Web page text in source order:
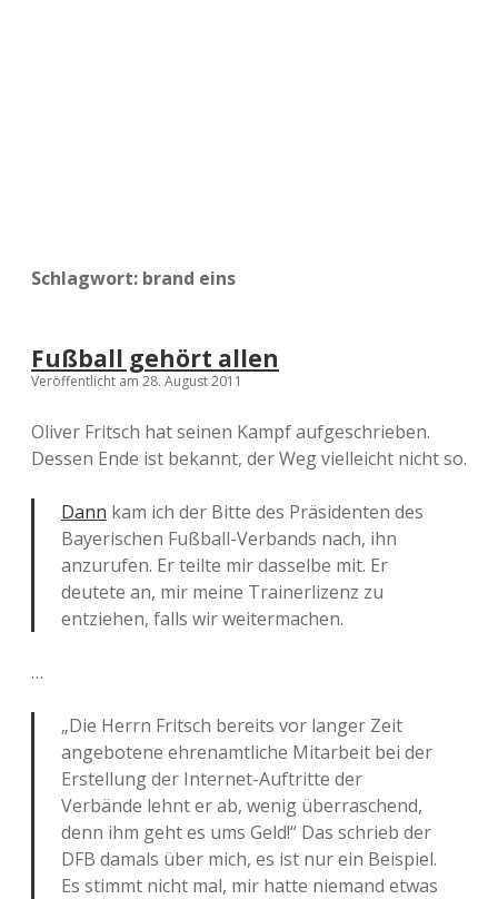
Schlagwort: brand eins
Fußball gehört allen
Veröffentlicht am 28. August 2011
Oliver Fritsch hat seinen Kampf aufgeschrieben.
Dessen Ende ist bekannt, der Weg vielleicht nicht so.
Dann kam ich der Bitte des Präsidenten des
Bayerischen Fußball-Verbands nach, ihn
anzurufen. Er teilte mir dasselbe mit. Er
deutete an, mir meine Trainerlizenz zu
entziehen, falls wir weitermachen.
…
„Die Herrn Fritsch bereits vor langer Zeit
angebotene ehrenamtliche Mitarbeit bei der
Erstellung der Internet-Auftritte der
Verbände lehnt er ab, wenig überraschend,
denn ihm geht es ums Geld!“ Das schrieb der
DFB damals über mich, es ist nur ein Beispiel.
Es stimmt nicht mal, mir hatte niemand etwas